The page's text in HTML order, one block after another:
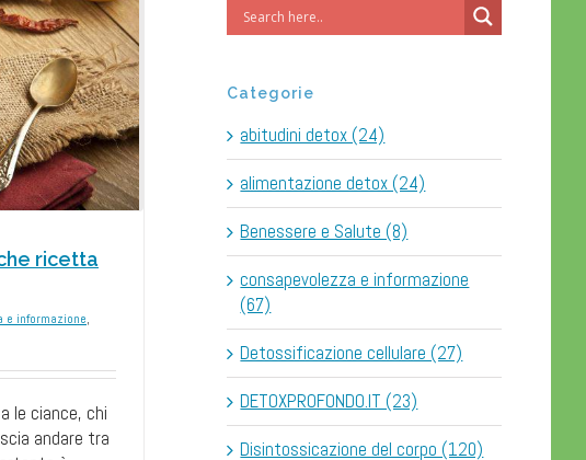
ricetta
e informazione,
le ciance, chi
andare tra
Categorie
abitudini detox (24)
alimentazione detox (24)
Benessere e Salute (8)
consapevolezza e informazione
(67)
Detossificazione cellulare (27)
DETOXPROFONDO.IT (23)
Disintossicazione del corpo (120)